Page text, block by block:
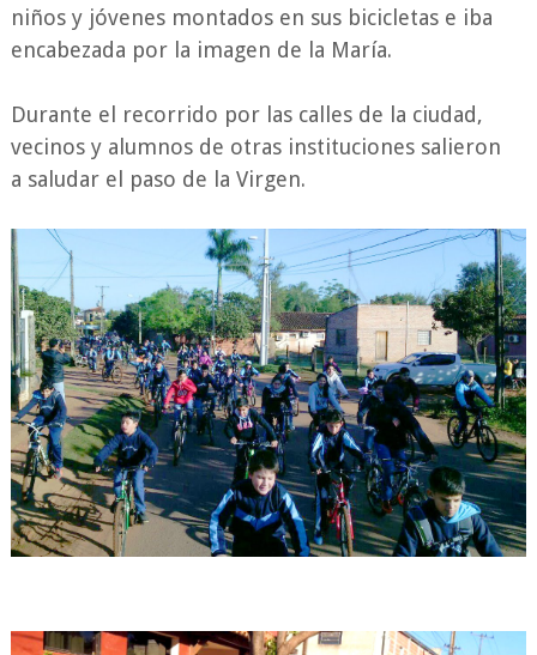
niños y jóvenes montados en sus bicicletas e iba
encabezada por la imagen de la María.
Durante el recorrido por las calles de la ciudad,
vecinos y alumnos de otras instituciones salieron
a saludar el paso de la Virgen.